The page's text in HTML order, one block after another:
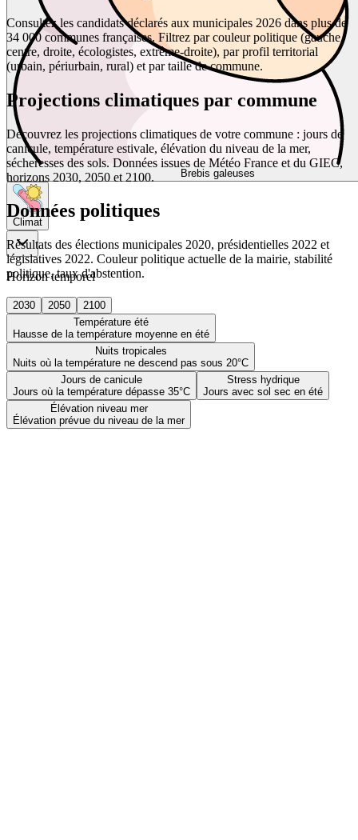
Brebis galeuses
Climat
Horizon temporel
2030 2050
2100
Température été
Hausse de la température moyenne en été
Nuits tropicales
Nuits où la température ne descend pas sous 20°C
Jours de canicule
Jours où la température dépasse 35°C
Stress hydrique
Jours avec sol sec en été
Élévation niveau mer
Élévation prévue du niveau de la mer
Consultez les candidats déclarés aux municipales 2026 dans plus de
34 000 communes françaises. Filtrez par couleur politique (gauche,
centre, droite, écologistes, extrême-droite), par profil territorial
(urbain, périurbain, rural) et par taille de commune.
Projections climatiques par commune
Découvrez les projections climatiques de votre commune : jours de
canicule, température estivale, élévation du niveau de la mer,
sécheresses des sols. Données issues de Météo France et du GIEC,
horizons 2030, 2050 et 2100.
Données politiques
Résultats des élections municipales 2020, présidentielles 2022 et
législatives 2022. Couleur politique actuelle de la mairie, stabilité
politique, taux d'abstention.